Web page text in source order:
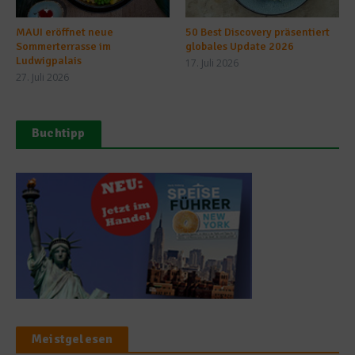
MAUI eröffnet neue
Sommerterrasse im
Ludwigpalais
27. Juli 2026
50 Best Discovery präsentiert
globales Update 2026
17. Juli 2026
Buchtipp
Meistgelesen